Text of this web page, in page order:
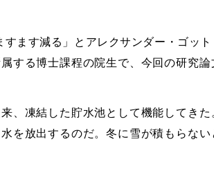
すます減る」とアレクサンダー・ゴッ
する博士課程の院生で、今回の研究
、凍結した貯水池として機能してきた
を放出するのだ。冬に雪が積もらな